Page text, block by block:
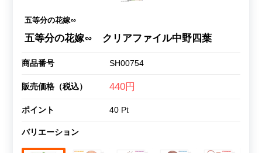
五等分の花嫁∽
五等分の花嫁∽ クリアファイル中野四葉
商品番号 SH00754
販売価格（税込） 440円
ポイント 40 Pt
バリエーション